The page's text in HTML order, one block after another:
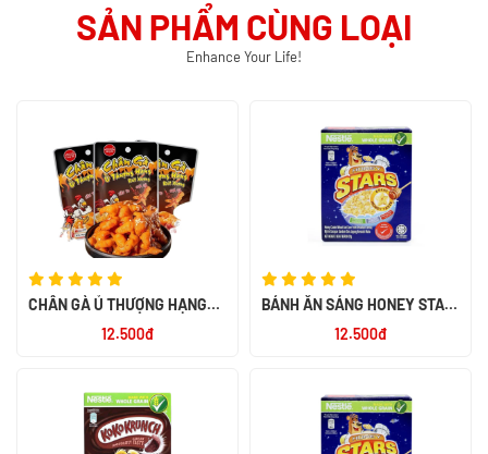
SẢN PHẨM CÙNG LOẠI
Enhance Your Life!
CHÂN GÀ Ủ THƯỢNG HẠNG
RÚT XƯƠNG 32G
12.500đ
BÁNH ĂN SÁNG HONEY STAR
12.500đ